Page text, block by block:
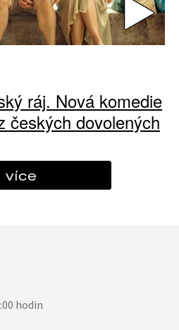
ráj. Nová komedie
českých dovolených
více